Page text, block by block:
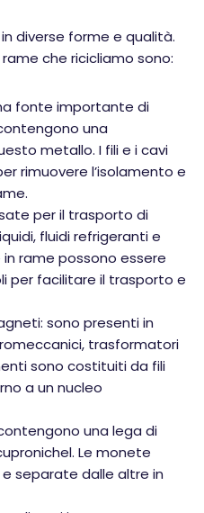
diverse forme e qualità.
che ricicliamo sono:
fonte importante di
una
metallo. I fili e i cavi
rimuovere l’isolamento e
per il trasporto di
fluidi refrigeranti e
rame possono essere
per facilitare il trasporto e
sono presenti in
trasformatori
sono costituiti da fili
a un nucleo
una lega di
Le monete
separate dalle altre in